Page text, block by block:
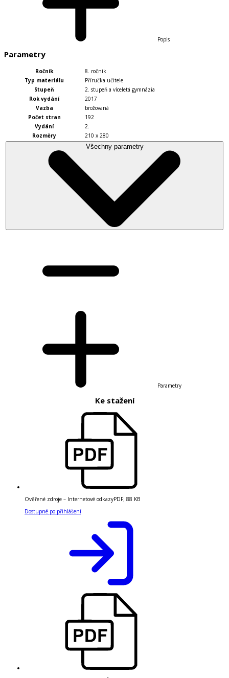
Popis
Parametry
Ročník
8. ročník
Typ materiálu
Příručka učitele
Stupeň
2. stupeň a víceletá gymnázia
Rok vydání
2017
Vazba
brožovaná
Počet stran
192
Vydání
2.
Rozměry
210 x 280
Všechny parametry
Parametry
Ke stažení
Ověřené zdroje – Internetové odkazyPDF; 88 KB
Dostupné po přihlášení